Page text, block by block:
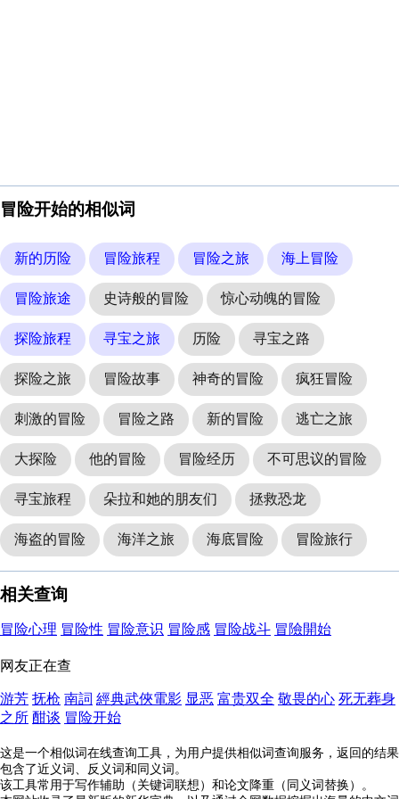
冒险开始的相似词
新的历险 冒险旅程 冒险之旅 海上冒险
冒险旅途 史诗般的冒险 惊心动魄的冒险
探险旅程 寻宝之旅 历险 寻宝之路
探险之旅 冒险故事 神奇的冒险 疯狂冒险
刺激的冒险 冒险之路 新的冒险 逃亡之旅
大探险 他的冒险 冒险经历 不可思议的冒险
寻宝旅程 朵拉和她的朋友们 拯救恐龙
海盗的冒险 海洋之旅 海底冒险 冒险旅行
相关查询
冒险心理 冒险性 冒险意识 冒险感 冒险战斗 冒險開始
网友正在查
游芳 抚枪 南詞 經典武俠電影 显恶 富贵双全 敬畏的心 死无葬身
之所 酣谈 冒险开始
这是一个相似词在线查询工具，为用户提供相似词查询服务，返回的结果
包含了近义词、反义词和同义词。
该工具常用于写作辅助（关键词联想）和论文降重（同义词替换）。